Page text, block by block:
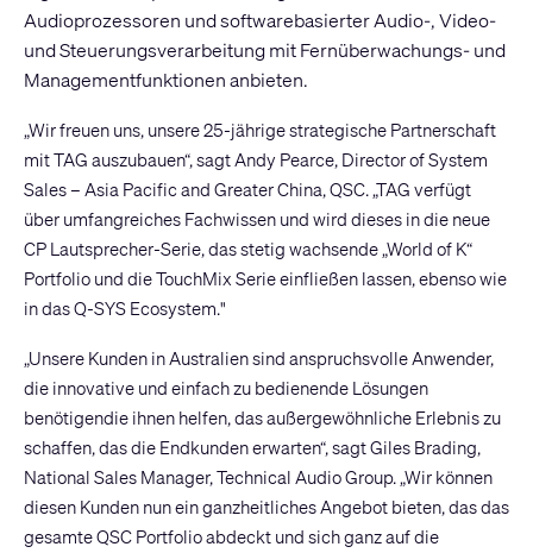
Audioprozessoren und softwarebasierter Audio-, Video-
und Steuerungsverarbeitung mit Fernüberwachungs- und
Managementfunktionen anbieten.
„Wir freuen uns, unsere 25-jährige strategische Partnerschaft
mit TAG auszubauen“, sagt Andy Pearce, Director of System
Sales – Asia Pacific and Greater China, QSC. „TAG verfügt
über umfangreiches Fachwissen und wird dieses in die neue
CP Lautsprecher-Serie, das stetig wachsende „World of K“
Portfolio und die TouchMix Serie einfließen lassen, ebenso wie
in das Q-SYS Ecosystem."
„Unsere Kunden in Australien sind anspruchsvolle Anwender,
die innovative und einfach zu bedienende Lösungen
benötigendie ihnen helfen, das außergewöhnliche Erlebnis zu
schaffen, das die Endkunden erwarten“, sagt Giles Brading,
National Sales Manager, Technical Audio Group. „Wir können
diesen Kunden nun ein ganzheitliches Angebot bieten, das das
gesamte QSC Portfolio abdeckt und sich ganz auf die